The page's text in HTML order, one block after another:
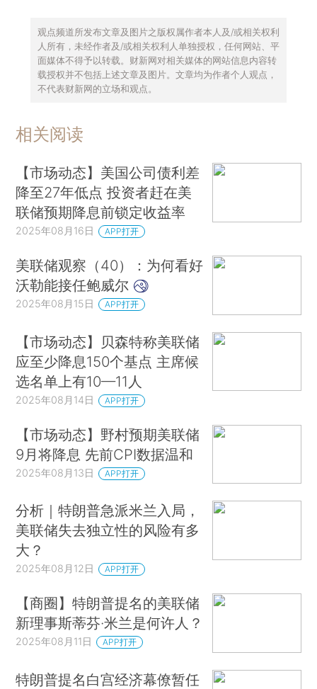
观点频道所发布文章及图片之版权属作者本人及/或相关权利
人所有，未经作者及/或相关权利人单独授权，任何网站、平
面媒体不得予以转载。财新网对相关媒体的网站信息内容转
载授权并不包括上述文章及图片。文章均为作者个人观点，
不代表财新网的立场和观点。
相关阅读
【市场动态】美国公司债利差
降至27年低点 投资者赶在美
联储预期降息前锁定收益率
2025年08月16日 APP打开
美联储观察（40）：为何看好
沃勒能接任鲍威尔
2025年08月15日 APP打开
【市场动态】贝森特称美联储
应至少降息150个基点 主席候
选名单上有10—11人
2025年08月14日 APP打开
【市场动态】野村预期美联储
9月将降息 先前CPI数据温和
2025年08月13日 APP打开
分析｜特朗普急派米兰入局，
美联储失去独立性的风险有多
大？
2025年08月12日 APP打开
【商圈】特朗普提名的美联储
新理事斯蒂芬·米兰是何许人？
2025年08月11日 APP打开
特朗普提名白宫经济幕僚暂任